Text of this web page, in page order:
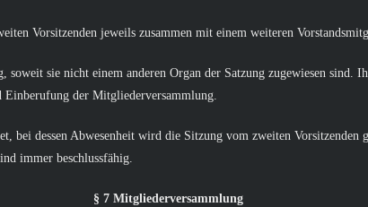
Vorsitzenden jeweils zusammen mit einem weiteren
soweit sie nicht einem anderen Organ der Satzung zugewiesen sind.
Einberufung der Mitgliederversammlung.
bei dessen Abwesenheit wird die Sitzung vom zweiten
immer beschlussfähig.
§ 7 Mitgliederversammlung